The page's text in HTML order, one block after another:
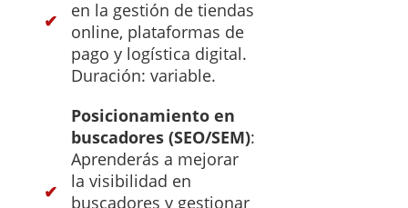
en la gestión de tiendas
online, plataformas de
pago y logística digital.
Duración: variable.
Posicionamiento en
buscadores (SEO/SEM):
Aprenderás a mejorar
la visibilidad en
buscadores y gestionar